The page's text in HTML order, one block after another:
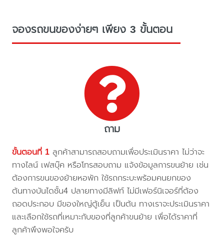
จองรถขนของง่ายๆ เพียง 3 ขั้นตอน
ถาม
ขั้นตอนที่ 1 ลูกค้าสามารถสอบถามเพื่อประเมินราคา ไม่ว่าจะ
ทางไลน์ เฟสบุ๊ค หรือโทรสอบถาม แจ้งข้อมูลการขนย้าย เช่น
ต้องการขนของย้ายหอพัก ใช้รถกระบะพร้อมคนยกของ
ต้นทางบันไดชั้น4 ปลายทางมีลิฟท์ ไม่มีเฟอร์นิเจอร์ที่ต้อง
ถอดประกอบ มีของใหญ่ตู้เย็น เป็นต้น ทางเราจะประเมินราคา
และเลือกใช้รถที่เหมาะกับของที่ลูกค้าขนย้าย เพื่อได้ราคาที่
ลูกค้าพึงพอใจครับ